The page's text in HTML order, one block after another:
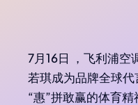
7月16日 ，飞利浦空
若琪成为品牌全球
“惠”拼敢赢的体育